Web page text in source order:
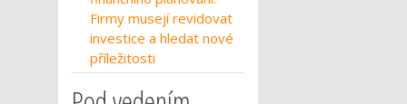
Firmy musejí revidovat
investice a hledat nové
příležitosti